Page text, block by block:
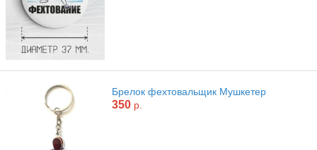
Брелок фехтовальщик Мушкетер
350 р.